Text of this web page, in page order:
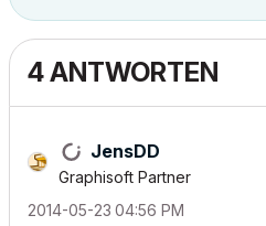
4 ANTWORTEN
JensDD
Graphisoft Partner
‎2014-05-23 04:56 PM